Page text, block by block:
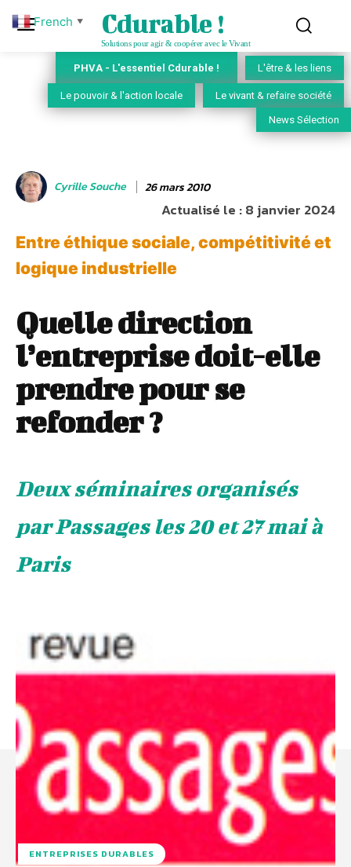
Cdurable !
Solutions pour agir & coopérer avec le Vivant
PHVA - L'essentiel Cdurable ! L'être & les liens
Le pouvoir & l'action locale Le vivant & refaire société
News Sélection
Cyrille Souche 26 mars 2010
Actualisé le :8 janvier 2024
Entre éthique sociale, compétitivité et
logique industrielle
Quelle direction
l’entreprise doit-elle
prendre pour se
refonder ?
Deux séminaires organisés
par Passages les 20 et 27 mai à
Paris
ENTREPRISES DURABLES
French ▼